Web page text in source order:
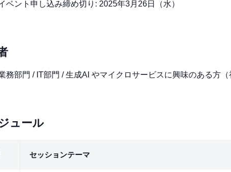
ベント申し込み締め切り: 2025年3月26日（水）
務部門 / IT部門 / 生成AI やマイクロサービスに興味のある方（
ュール
セッションテーマ